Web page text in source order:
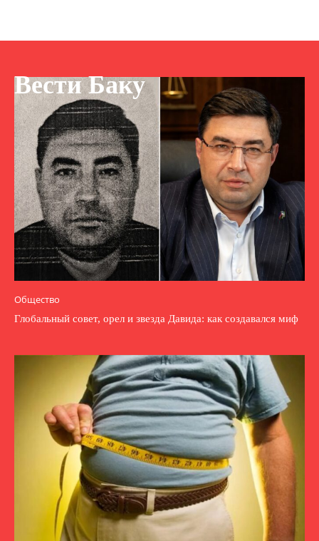
Вести Баку
Общество
Глобальный совет, орел и звезда Давида: как создавался миф